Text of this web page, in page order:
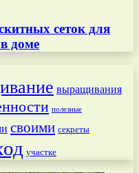
сеток для
доме
выращивания
полезные
своими секреты
участке